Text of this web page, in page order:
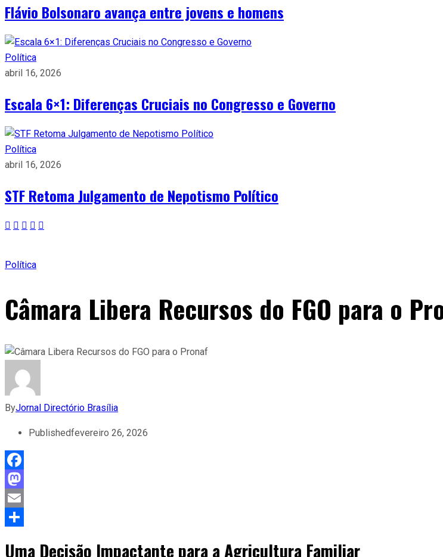
Flávio Bolsonaro avança entre jovens e homens
Política
abril 16, 2026
Escala 6×1: Diferenças Cruciais no Congresso e Governo
Política
abril 16, 2026
STF Retoma Julgamento de Nepotismo Político
Política
Câmara Libera Recursos do FGO para o
ByJornal Directório Brasília
Publishedfevereiro 26, 2026
Facebook
Mastodon
Email
Uma Decisão Impactante para a Agricultura Familiar